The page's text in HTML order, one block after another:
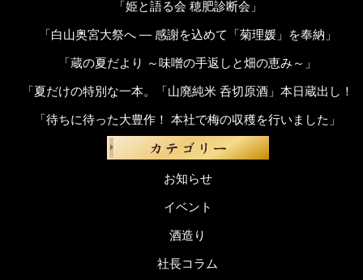
「姫と語る会 穂肥診断会」
「白山奥宮大祭へ ― 感謝を込めて「菊理媛」を奉納」
「蔵の夏だより ～味噌の手返しと畑の恵み～」
「夏だけの特別な一本。「山廃純米 呑切原酒」本日蔵出し！
「待ちに待った大豊作！ 本社で梅の収穫を行いました」
お知らせ
イベント
酒造り
社長コラム